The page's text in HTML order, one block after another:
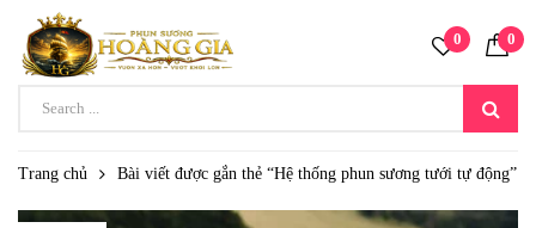
0 0
Trang chủ Bài viết được gắn thẻ “Hệ thống phun sương tưới tự động”